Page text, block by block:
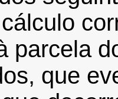
parcela
que